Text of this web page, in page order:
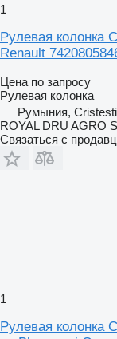
1
Рулевая колонка
Renault
Цена по запросу
Рулевая колонка
Румыния, Cristesti
ROYAL DRU AGRO
Связаться с
1
Рулевая колонка